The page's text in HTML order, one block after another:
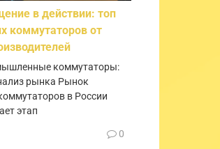
в действии: топ
коммутаторов от
коммутаторы:
рынка Рынок
в России
этап
0